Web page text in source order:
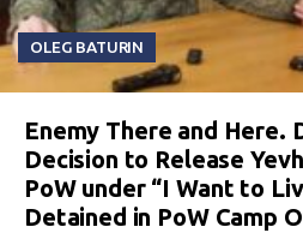
OLEG BATURIN
Enemy There and Here.
Decision to Release
PoW under “I Want to
Detained in PoW Camp